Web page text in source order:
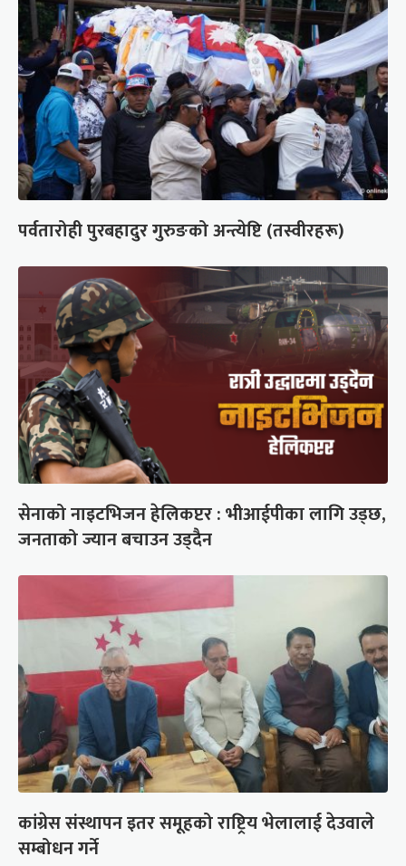
पर्वतारोही पुरबहादुर गुरुङको अन्त्येष्टि (तस्वीरहरू)
सेनाको नाइटभिजन हेलिकप्टर : भीआईपीका लागि उड्छ,
जनताको ज्यान बचाउन उड्दैन
कांग्रेस संस्थापन इतर समूहको राष्ट्रिय भेलालाई देउवाले
सम्बोधन गर्ने